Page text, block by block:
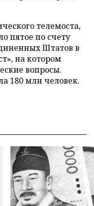
телемоста,
пятое по счету
Штатов в
на котором
вопросы.
180 млн человек.